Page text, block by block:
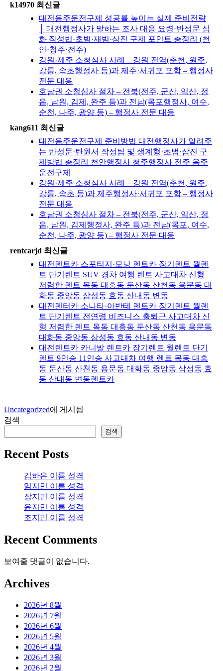
k14970 최신글
대전음주운전구제 성공률 높이는 실제 준비전략
│ 대전행정사가 말하는 조사 대응 요령·반성문 심
화 작성법·초범·재범·삼진 구제 포인트 총정리 (천
안·청주·전주)
강원·제주 소청심사 사례 – 강원 전역(춘천, 원주,
강릉, 속초행정사 등)과 제주·서귀포 포함 – 행정사
전문 대응
호남권 소청심사 절차 – 전북(전주, 군산, 익산, 정
읍, 남원, 김제, 완주 등)과 전남(목포행정사, 여수,
순천, 나주, 광양 등) – 행정사 전문 대응
kang611 최신글
대전음주운전구제 준비방법 대전행정사가 알려주
는 반성문·탄원서 작성팁 및 생계형·초범·삼진 구
제방법 총정리 천안행정사 청주행정사 전주 음주
운전구제
강원·제주 소청심사 사례 – 강원 전역(춘천, 원주,
강릉, 속초 등)과 제주행정사·서귀포 포함 – 행정사
전문 대응
호남권 소청심사 절차 – 전북(전주, 군산, 익산, 정
읍, 남원, 김제행정사, 완주 등)과 전남(목포, 여수,
순천, 나주, 광양 등) – 행정사 전문 대응
rentcarjd 최신글
대전렌트카 스포티지·모닝 렌트카 장기렌트 월렌
트 단기렌트 SUV 경차 여행 렌트 사고대차 신형
저렴한 렌트 목동 대흥동 둔산동 산천동 용문동 대
화동 중앙동 삼성동 효동 산내동 변동
대전렌터카 소나타·아반테 렌트카 장기렌트 월렌
트 단기렌트 전연령 비즈니스 출퇴근 사고대차 신
형 저렴한 렌트 목동 대흥동 둔산동 산천동 용문동
대화동 중앙동 삼성동 효동 산내동 변동
대전렌트카 카니발 렌트카 장기렌트 월렌트 단기
렌트 9인승 11인승 사고대차 여행 렌트 목동 대흥
동 둔산동 산천동 용문동 대화동 중앙동 삼성동 효
동 산내동 변동렌트카
Uncategorized에 게시됨
검색
검색
Recent Posts
김하은 이름 성격
임지민 이름 성격
장지민 이름 성격
윤지민 이름 성격
조지민 이름 성격
Recent Comments
보여줄 댓글이 없습니다.
Archives
2026년 8월
2026년 7월
2026년 6월
2026년 5월
2026년 4월
2026년 3월
2026년 2월